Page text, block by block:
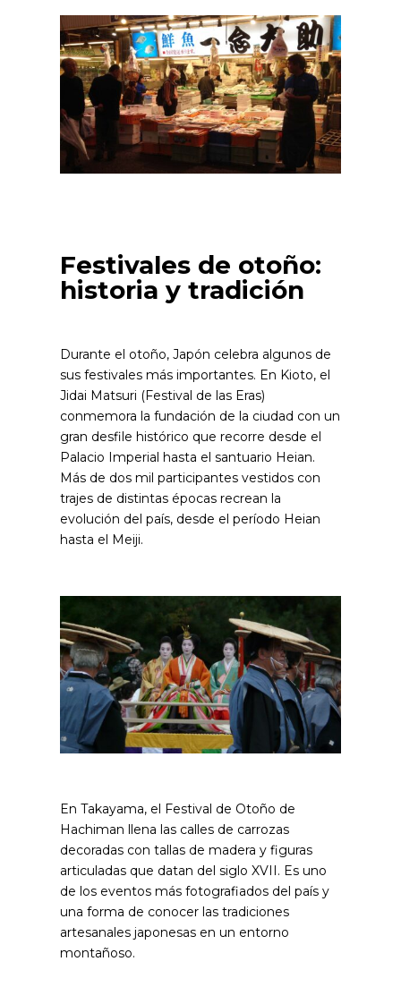
Festivales de otoño:
historia y tradición
Durante el otoño, Japón celebra algunos de
sus festivales más importantes. En Kioto, el
Jidai Matsuri (Festival de las Eras)
conmemora la fundación de la ciudad con un
gran desfile histórico que recorre desde el
Palacio Imperial hasta el santuario Heian.
Más de dos mil participantes vestidos con
trajes de distintas épocas recrean la
evolución del país, desde el período Heian
hasta el Meiji.
En Takayama, el Festival de Otoño de
Hachiman llena las calles de carrozas
decoradas con tallas de madera y figuras
articuladas que datan del siglo XVII. Es uno
de los eventos más fotografiados del país y
una forma de conocer las tradiciones
artesanales japonesas en un entorno
montañoso.